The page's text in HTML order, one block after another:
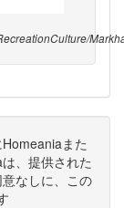
また
、提供された
なしに、この